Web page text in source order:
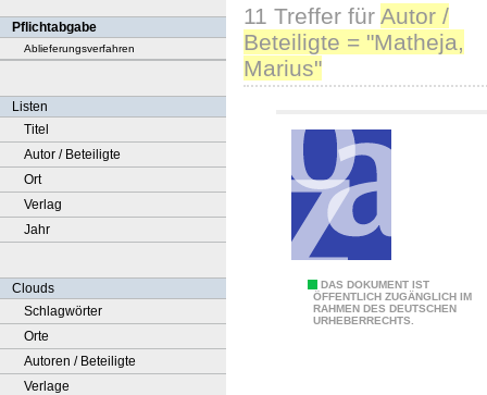
Pflichtabgabe
Ablieferungsverfahren
Listen
Titel
Autor / Beteiligte
Ort
Verlag
Jahr
Clouds
Schlagwörter
Orte
Autoren / Beteiligte
Verlage
11 Treffer für Autor /
Beteiligte = "Matheja,
Marius"
DAS DOKUMENT IST
ÖFFENTLICH ZUGÄNGLICH IM
RAHMEN DES DEUTSCHEN
URHEBERRECHTS.